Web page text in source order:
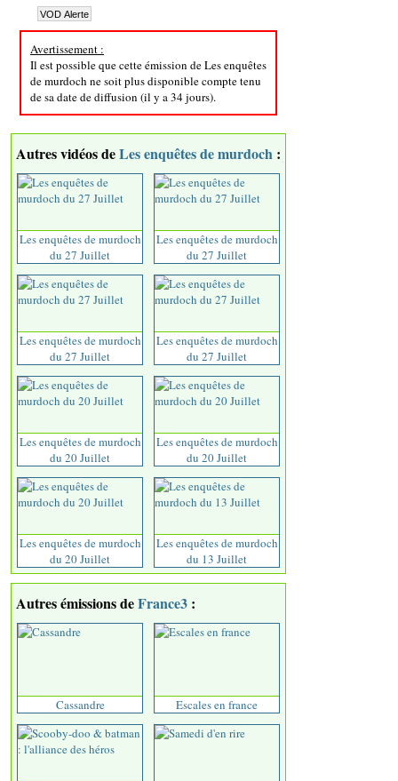
Avertissement :
Il est possible que cette émission de Les enquêtes
de murdoch ne soit plus disponible compte tenu
de sa date de diffusion (il y a 34 jours).
Autres vidéos deLes enquêtes de murdoch :
Les enquêtes de murdoch
du 27 Juillet
Les enquêtes de murdoch
du 27 Juillet
Les enquêtes de murdoch
du 27 Juillet
Les enquêtes de murdoch
du 27 Juillet
Les enquêtes de murdoch
du 20 Juillet
Les enquêtes de murdoch
du 20 Juillet
Les enquêtes de murdoch
du 20 Juillet
Les enquêtes de murdoch
du 13 Juillet
Autres émissions deFrance3 :
Cassandre Escales en france